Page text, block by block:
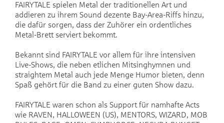
FAIRYTALE spielen Metal der traditionellen Art und
addieren zu ihrem Sound dezente Bay-Area-Riffs hinzu,
die dafür sorgen, dass der Zuhörer ein ordentliches
Metal-Brett serviert bekommt.
Bekannt sind FAIRYTALE vor allem für ihre intensiven
Live-Shows, die neben etlichen Mitsinghymnen und
straightem Metal auch jede Menge Humor bieten, denn
Spaß gehört für die Band zu einer guten Show dazu.
FAIRYTALE waren schon als Support für namhafte Acts
wie RAVEN, HALLOWEEN (US), MENTORS, WIZARD, MOB